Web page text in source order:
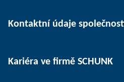
Automatizace
Upínání obrobků
Kontaktní údaje
Pobočky
Kariéra ve firmě SCHUNK